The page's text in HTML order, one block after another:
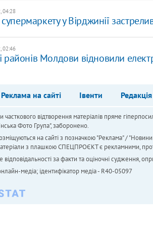
04:28
у Вірджинії
02:46
районів Молдови відновили
Реклама на сайті Івенти Редакція
часткового відтворення матеріалів пряме
Фото Група", заборонено.
на сайті з позначкою "Реклама" /
з плашкою СПЕЦПРОЄКТ є рекламними,
відповідальності за факти та оціночні судження,
медіа; ідентифікатор медіа - R40-05097